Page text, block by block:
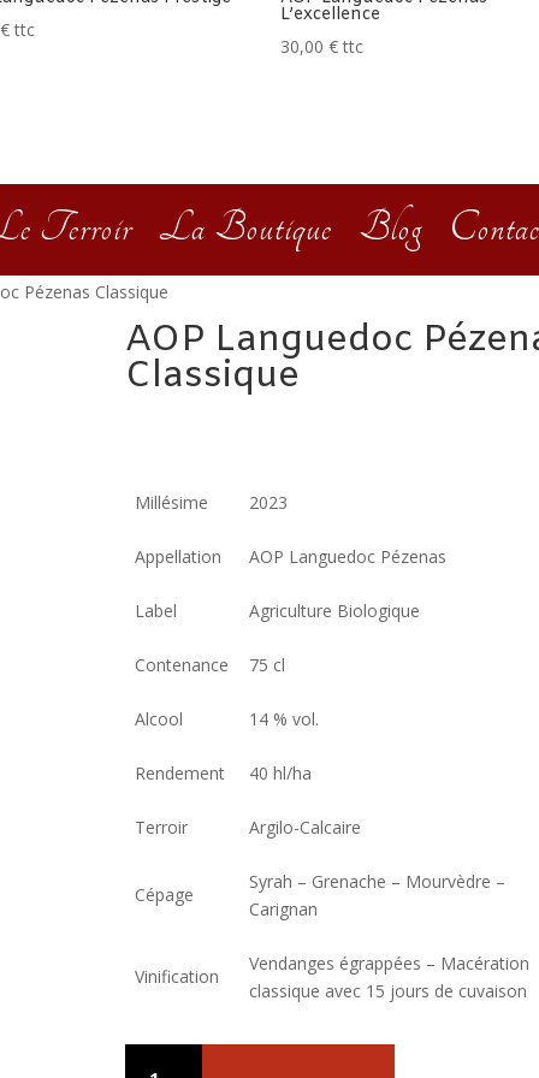
€ ttc
L’excellence
30,00€ ttc
Terroir La Boutique Blog
Pézenas Classique
AOP Languedoc
Classique
Millésime 2023
Appellation AOP Languedoc Pézenas
Label Agriculture Biologique
Contenance 75 cl
Alcool 14 % vol.
Rendement 40 hl/ha
Terroir Argilo-Calcaire
Cépage
Syrah – Grenache – Mourvèdre –
Carignan
Vinification
Vendanges égrappées – Macération
classique avec 15 jours de cuvaison